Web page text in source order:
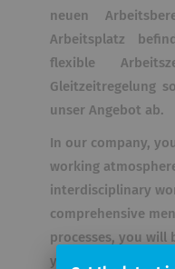
neuen
Arbeitsplatz
flexible
Gleitzeitregelung
unser Angebot ab.
In our company,
working
interdisciplinary
comprehensive
processes, you will
your new field of